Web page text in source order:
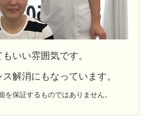
いい雰囲気です。
解消にもなっています。
保証するものではありません。